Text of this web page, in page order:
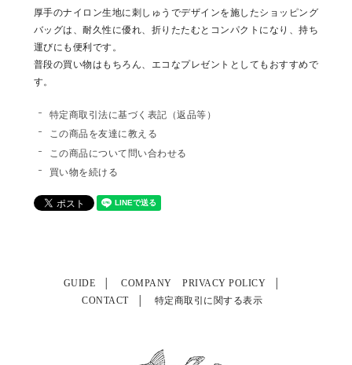
厚手のナイロン生地に刺しゅうでデザインを施したショッピング
バッグは、耐久性に優れ、折りたたむとコンパクトになり、持ち
運びにも便利です。
普段の買い物はもちろん、エコなプレゼントとしてもおすすめで
す。
特定商取引法に基づく表記（返品等）
この商品を友達に教える
この商品について問い合わせる
買い物を続ける
GUIDE COMPANY
PRIVACY POLICY
CONTACT
特定商取引に関する表示